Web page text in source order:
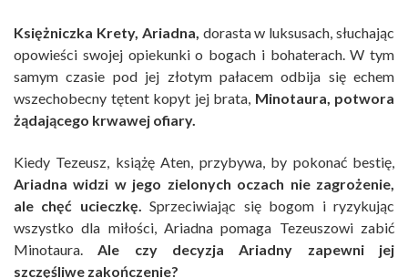
Księżniczka Krety, Ariadna, dorasta w luksusach, słuchając
opowieści swojej opiekunki o bogach i bohaterach. W tym
samym czasie pod jej złotym pałacem odbija się echem
wszechobecny tętent kopyt jej brata, Minotaura, potwora
żądającego krwawej ofiary.
Kiedy Tezeusz, książę Aten, przybywa, by pokonać bestię,
Ariadna widzi w jego zielonych oczach nie zagrożenie,
ale chęć ucieczkę.
Sprzeciwiając się bogom i ryzykując
wszystko dla miłości, Ariadna pomaga Tezeuszowi zabić
Minotaura. Ale czy decyzja Ariadny zapewni jej
szczęśliwe zakończenie?